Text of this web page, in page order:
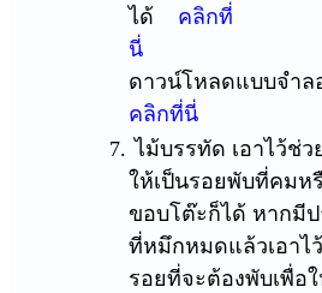
ได้ คลิกที่
นี่
ดาวน์โหลดแบบจำล
คลิกที่นี่
7. ไม้บรรทัด เอาไว้ช่
ให้เป็นรอยพับที่คมห
ขอบโต๊ะก็ได้ หากมี
ที่หมึกหมดแล้วเอาไ
รอยที่จะต้องพับเพื่อ